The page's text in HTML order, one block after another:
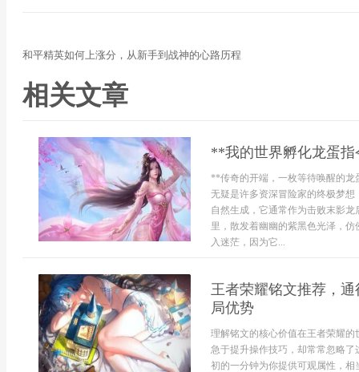
和平精英如何上涨分，从新手到战神的心路历程
相关文章
**我的世界孵化龙蛋
**传奇的开端，一枚等待唤醒的
无疑是许多资深冒险家的终极梦
自然生成，它通常作为击败末影
里，散发着幽幽的紫黑色光泽，
入迷茫，因为它...
王者荣耀铭文推荐，
局优势
理解铭文的核心价值在王者荣耀
急于提升操作技巧，却常常忽略
初的一分钟为你提供可观属性，